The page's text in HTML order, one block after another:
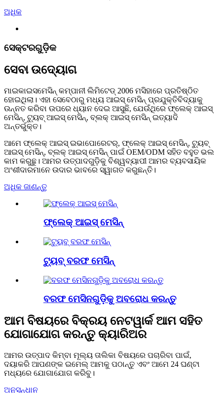
ଅଧିକ
ସେକ୍ଟରଗୁଡ଼ିକ
ସେବା ଉଦ୍ୟୋଗ
ମାଇକାଇସମେସିନ୍ କମ୍ପାନୀ ଲିମିଟେଡ୍ 2006 ମସିହାରେ ପ୍ରତିଷ୍ଠିତ
ହୋଇଥିଲା। ଏହା ସେବେଠାରୁ ମଧ୍ୟ ଆଇସ୍ ମେସିନ୍ ପ୍ରଯୁକ୍ତିବିଦ୍ୟାକୁ
ଉନ୍ନତ କରିବା ଉପରେ ଧ୍ୟାନ ଦେଇ ଆସୁଛି, ଯେଉଁଥିରେ ଫ୍ଲେକ୍ ଆଇସ୍
ମେସିନ୍, ଟ୍ୟୁବ୍ ଆଇସ୍ ମେସିନ୍, ବ୍ଲକ୍ ଆଇସ୍ ମେସିନ୍ ଇତ୍ୟାଦି
ଅନ୍ତର୍ଭୁକ୍ତ।
ଆମେ ଫ୍ଲେକ୍ ଆଇସ୍ ଇଭାପୋରେଟର୍, ଫ୍ଲେକ୍ ଆଇସ୍ ମେସିନ୍, ଟ୍ୟୁବ୍
ଆଇସ୍ ମେସିନ୍, ବ୍ଲକ୍ ଆଇସ୍ ମେସିନ୍ ପାଇଁ OEM/ODM ସହିତ ବହୁତ ଭଲ
କାମ କରୁଛୁ। ଆମର ଉତ୍ପାଦଗୁଡ଼ିକୁ ବିଶ୍ୱବ୍ୟାପୀ ଆମର ବ୍ୟବସାୟିକ
ଅଂଶୀଦାରମାନେ ଉଦାର ଭାବରେ ସ୍ୱାଗତ କରୁଛନ୍ତି।
ଅଧିକ ଜାଣନ୍ତୁ
ଫ୍ଲେକ୍ ଆଇସ୍ ମେସିନ୍
ଟ୍ୟୁବ୍ ବରଫ ମେସିନ୍
ବରଫ ମେସିନଗୁଡ଼ିକୁ ଅବରୋଧ କରନ୍ତୁ
ଆମ ବିଷୟରେ ବିକ୍ରୟ ନେଟୱାର୍କ ଆମ ସହିତ
ଯୋଗାଯୋଗ କରନ୍ତୁ କ୍ୟାରିଅର
ଆମର ଉତ୍ପାଦ କିମ୍ବା ମୂଲ୍ୟ ତାଲିକା ବିଷୟରେ ପଚାରିବା ପାଇଁ,
ଦୟାକରି ଆପଣଙ୍କ ଇମେଲ୍ ଆମକୁ ପଠାନ୍ତୁ ଏବଂ ଆମେ 24 ଘଣ୍ଟା
ମଧ୍ୟରେ ଯୋଗାଯୋଗ କରିବୁ।
ଅନୁସନ୍ଧାନ